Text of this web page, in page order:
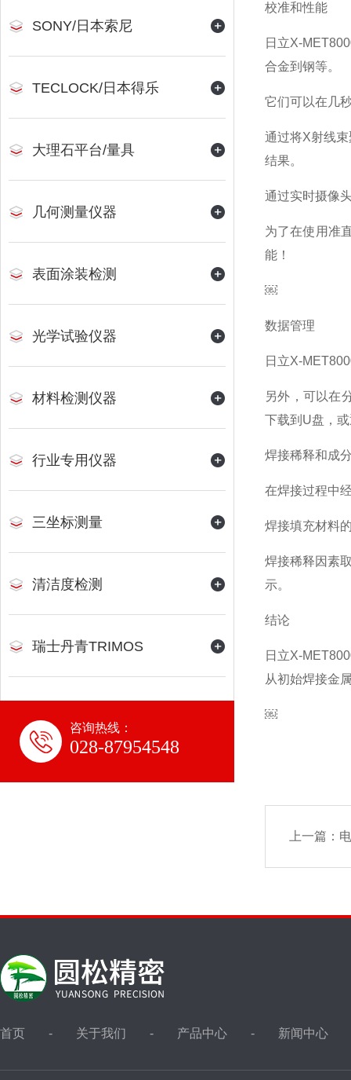
SONY/日本索尼
TECLOCK/日本得乐
大理石平台/量具
几何测量仪器
表面涂装检测
光学试验仪器
材料检测仪器
行业专用仪器
三坐标测量
清洁度检测
瑞士丹青TRIMOS
咨询热线：
028-87954548
校准和性能
日立X-
合金到钢等。
它们可以在几
通过将X射线
结果。
通过实时摄像
为了在使用准
能！
￼
数据管理
日立X-
另外，可以在
下载到U盘，
焊接稀释和成
在焊接过程中
焊接填充材料
焊接稀释因素
示。
结论
日立X-
从初始焊接金
￼
上一篇： 电
首页 关于我们 产品中心 新闻中心